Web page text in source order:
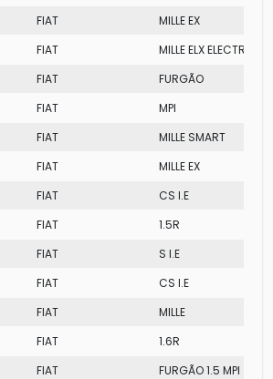
FIAT
MILLE EX
FIAT
MILLE ELX ELECTRONIC
FIAT
FURGÃO
FIAT
MPI
FIAT
MILLE SMART
FIAT
MILLE EX
FIAT
CS I.E
FIAT
1.5R
FIAT
S I.E
FIAT
CS I.E
FIAT
MILLE
FIAT
1.6R
FIAT
FURGÃO 1.5 MPI